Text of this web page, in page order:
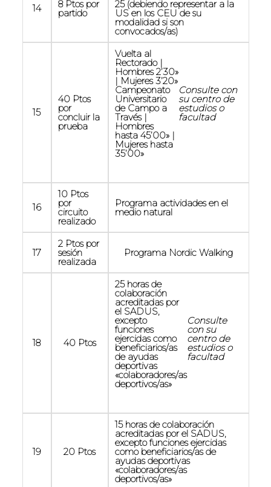
14 8 Ptos por
partido
25 (debiendo representar a la
US en los CEU de su
modalidad si son
convocados/as)
15
40 Ptos
por
concluir la
prueba
Vuelta al
Rectorado |
Hombres 2’30»
| Mujeres 3’20»
Campeonato
Universitario
de Campo a
Través |
Hombres
hasta 45’00» |
Mujeres hasta
35’00»
Consulte con
su centro de
estudios o
facultad
16
10 Ptos
por
circuito
realizado
Programa actividades en el
medio natural
17
2 Ptos por
sesión
realizada
Programa Nordic Walking
18 40 Ptos
25 horas de
colaboración
acreditadas por
el SADUS,
excepto
funciones
ejercidas como
beneficiarios/as
de ayudas
deportivas
«colaboradores/as
deportivos/as»
Consulte
con su
centro de
estudios o
facultad
19 20 Ptos
15 horas de colaboración
acreditadas por el SADUS,
excepto funciones ejercidas
como beneficiarios/as de
ayudas deportivas
«colaboradores/as
deportivos/as»